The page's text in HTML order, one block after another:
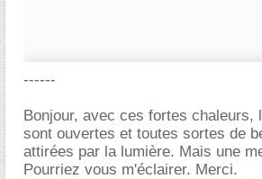
------
Bonjour, avec ces fortes chaleurs,
sont ouvertes et toutes sortes de
attirées par la lumière. Mais une
Pourriez vous m'éclairer. Merci.